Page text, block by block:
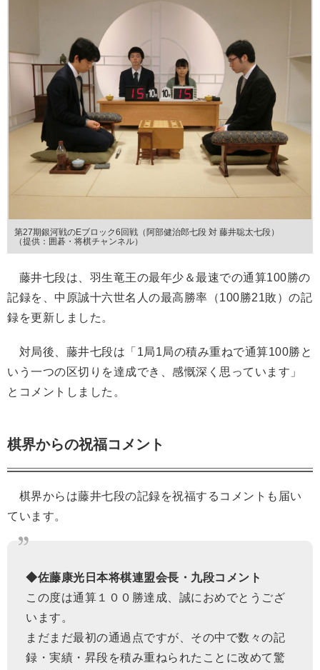
第27期銀河戦のEブロック6回戦（阿部健治郎七段 対 藤井聡太七段）
（提供：囲碁・将棋チャンネル）
藤井七段は、羽生竜王の最年少＆最速での通算100勝の
記録を、中原誠十六世名人の最高勝率（100勝21敗）の記
録を更新しました。
対局後、藤井七段は「1局1局の積み重ねで通算100勝と
いう一つの区切りを達成でき、感慨深く思っています」
とコメントしました。
棋界からの祝福コメント
棋界からは藤井七段の記録を祝福するコメントも届い
ています。
◆佐藤康光日本将棋連盟会長・九段コメント
この度は通算１００勝達成、誠におめでとうござ
います。
まだまだ最初の通過点ですが、その中で数々の記
録・実績・昇段を積み重ねられたことに改めて驚